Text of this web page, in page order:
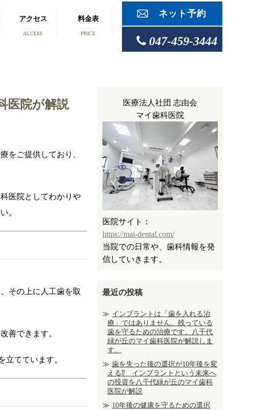
アクセス
ACCESS
料金表
PRICE
ネット予約
047-459-3444
医院が解説
をご提供しており、
医院としてわかりや
。
その上に人工歯を取
善できます。
てています。
医療法人社団 志由会
マイ歯科医院
医院サイト：
https://mai-dental.com/
当院での日常や、歯科情報を発
信していきます。
最近の投稿
インプラントは「歯を入れる治
療」ではありません。残っている
歯を守るための治療です。八千代
緑が丘のマイ歯科医院が解説しま
す。
歯を失った後の選択が10年後を変
える⁉ インプラントという未来へ
の投資を八千代緑が丘のマイ歯科
医院が解説
10年後の健康を守るための選択